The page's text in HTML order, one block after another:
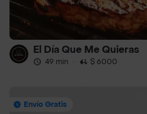
El Día Que Me Quieras
49 min · $ 6000
Envío Gratis